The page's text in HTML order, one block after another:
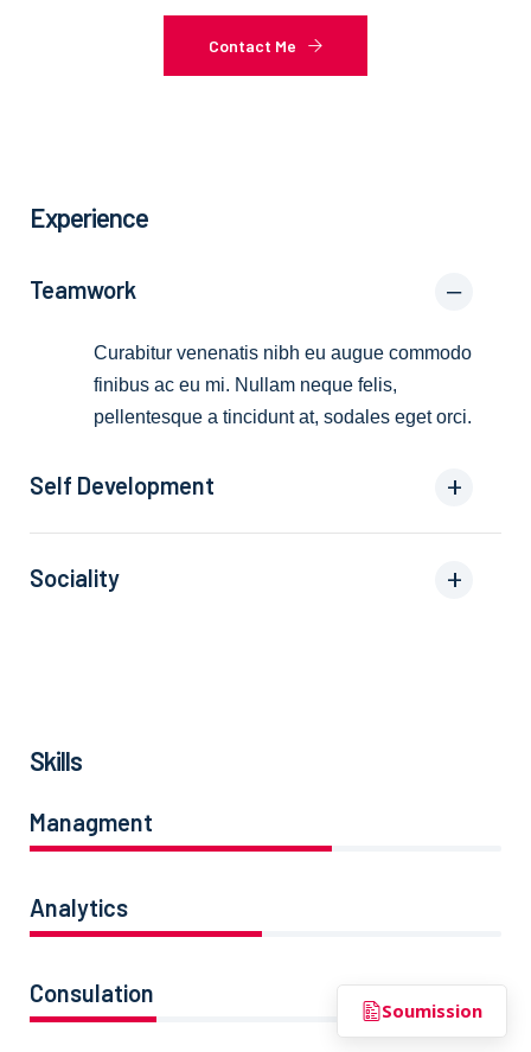
Contact Me
Experience
Teamwork
Curabitur venenatis nibh eu augue commodo
finibus ac eu mi. Nullam neque felis,
pellentesque a tincidunt at, sodales eget orci.
Self Development
Sociality
Skills
Managment
Analytics
Consulation 36%
Soumission